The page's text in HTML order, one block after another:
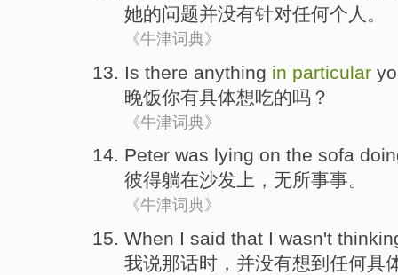
她的问题并没有针对任何个人 。
《牛津词典》
Is there anything in particular
晚饭你有具体想吃的吗？
《牛津词典》
Peter was lying on the sofa
彼得躺在沙发 上， 无所事事。
《牛津词典》
When I said that I wasn't
我说那话时，并没有想到 任何具